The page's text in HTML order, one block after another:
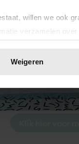
willen we ook
verzamelen
identificeren
op elk moment
cookies om
te analyseren.
en analyse.
die ze hebben
Weigeren